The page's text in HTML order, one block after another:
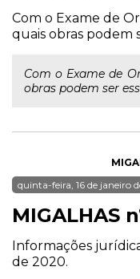
Com o Exame de
quais obras podem
Com o Exame de
obras podem ser
quinta-feira, 16 de janeiro
MIGALHAS
Informações
de 2020.